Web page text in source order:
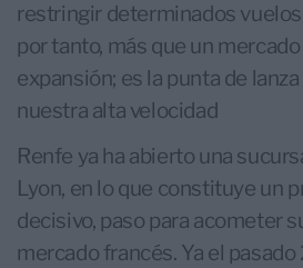
restringir determinados
por tanto, más que un
expansión; es la punta de
nuestra alta velocidad
Renfe ya ha abierto una
Lyon, en lo que constituye un
decisivo, paso para acometer
mercado francés. Ya el